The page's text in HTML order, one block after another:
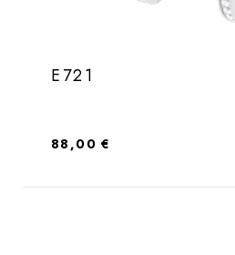
E721
Regulärer Preis:
88,00 €